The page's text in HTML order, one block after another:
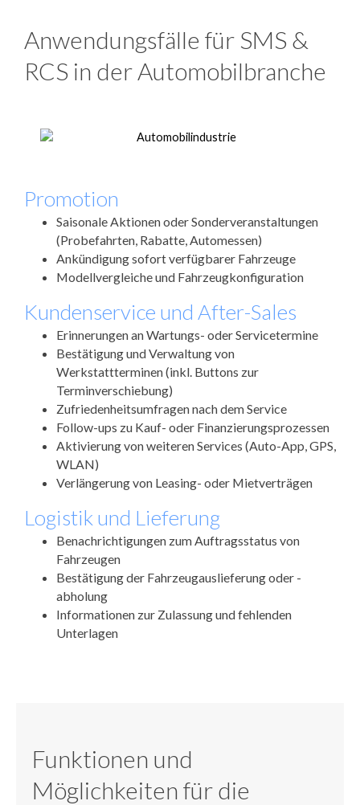
Anwendungsfälle für SMS &
RCS in der Automobilbranche
Promotion
Saisonale Aktionen oder Sonderveranstaltungen
(Probefahrten, Rabatte, Automessen)
Ankündigung sofort verfügbarer Fahrzeuge
Modellvergleiche und Fahrzeugkonfiguration
Kundenservice und After-Sales
Erinnerungen an Wartungs- oder Servicetermine
Bestätigung und Verwaltung von
Werkstattterminen (inkl. Buttons zur
Terminverschiebung)
Zufriedenheitsumfragen nach dem Service
Follow-ups zu Kauf- oder Finanzierungsprozessen
Aktivierung von weiteren Services (Auto-App, GPS,
WLAN)
Verlängerung von Leasing- oder Mietverträgen
Logistik und Lieferung
Benachrichtigungen zum Auftragsstatus von
Fahrzeugen
Bestätigung der Fahrzeugauslieferung oder -
abholung
Informationen zur Zulassung und fehlenden
Unterlagen
Funktionen und
Möglichkeiten für die